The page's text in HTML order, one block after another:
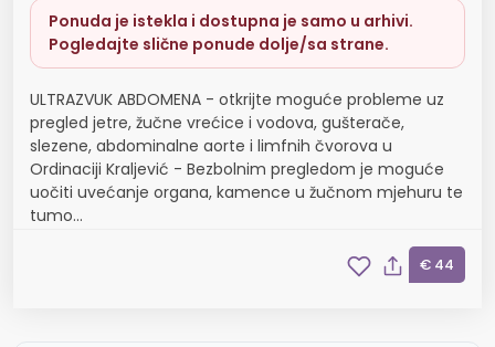
Ponuda je istekla i dostupna je samo u arhivi.
Pogledajte slične ponude dolje/sa strane.
ULTRAZVUK ABDOMENA - otkrijte moguće probleme uz
pregled jetre, žučne vrećice i vodova, gušterače,
slezene, abdominalne aorte i limfnih čvorova u
Ordinaciji Kraljević - Bezbolnim pregledom je moguće
uočiti uvećanje organa, kamence u žučnom mjehuru te
tumo...
€ 44